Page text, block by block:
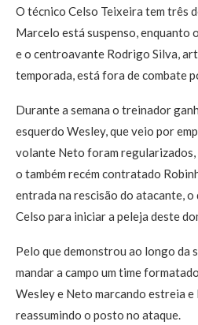
O técnico Celso Teixeira tem três
Marcelo está suspenso, enquanto
e o centroavante Rodrigo Silva,
temporada, está fora de combate
Durante a semana o treinador
esquerdo Wesley, que veio por
volante Neto foram regularizados,
o também recém contratado
entrada na rescisão do atacante,
Celso para iniciar a peleja deste
Pelo que demonstrou ao longo da
mandar a campo um time
Wesley e Neto marcando estreia e
reassumindo o posto no ataque.